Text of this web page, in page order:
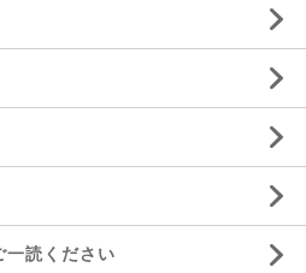
読ください